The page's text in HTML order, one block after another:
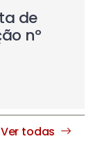
de
nº
Ver todas